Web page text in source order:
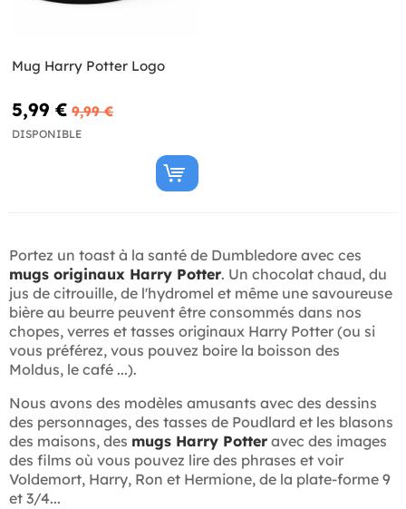
Mug Harry Potter Logo
5,99 € 9,99 €
DISPONIBLE
Portez un toast à la santé de Dumbledore avec ces
mugs originaux Harry Potter. Un chocolat chaud, du
jus de citrouille, de l'hydromel et même une savoureuse
bière au beurre peuvent être consommés dans nos
chopes, verres et tasses originaux Harry Potter (ou si
vous préférez, vous pouvez boire la boisson des
Moldus, le café ...).
Nous avons des modèles amusants avec des dessins
des personnages, des tasses de Poudlard et les blasons
des maisons, des mugs Harry Potter avec des images
des films où vous pouvez lire des phrases et voir
Voldemort, Harry, Ron et Hermione, de la plate-forme 9
et 3/4...